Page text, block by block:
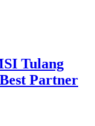
Tulang
Partner